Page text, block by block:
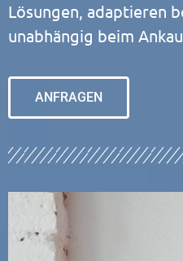
Lösungen, adaptieren
unabhängig beim
ANFRAGEN